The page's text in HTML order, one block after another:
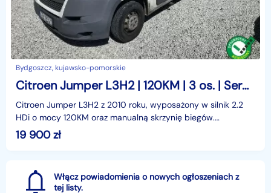
Bydgoszcz, kujawsko-pomorskie
Citroen Jumper L3H2 | 120KM | 3 os. | Serwisowany | pierwszy właściciel
Citroen Jumper L3H2 z 2010 roku, wyposażony w silnik 2.2
HDi o mocy 120KM oraz manualną skrzynię biegów.
Samochód ma przebieg 300tys km i od 2017 roku pozostaje
19 900zł
Włącz powiadomienia o nowych ogłoszeniach z
tej listy.